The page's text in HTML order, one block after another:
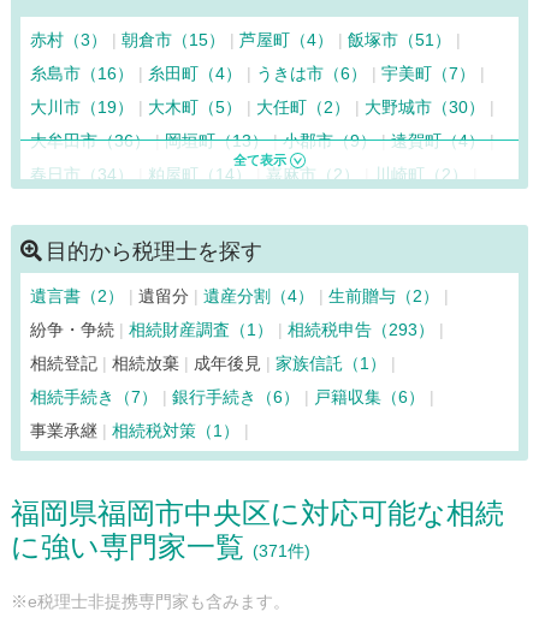
赤村（3） 朝倉市（15） 芦屋町（4）
飯塚市（51）
糸島市（16）
糸田町（4） うきは市（6）
宇美町（7）
大川市（19）
大木町（5） 大任町（2）
大野城市（30）
大牟田市（36） 岡垣町（13） 小郡市（9） 遠賀町（4）
春日市（34）
粕屋町（14） 嘉麻市（2）
川崎町（2）
北九州市小倉南区（48） 北九州市戸畑区（19）
北九州市門司区（39） 北九州市八幡西区（81）
北九州市八幡東区（59） 北九州市若松区（28）
鞍手町（4）
久留米市（159） 桂川町（2）
上毛町（5）
古賀市（11） 小竹町（4） 篠栗町（6）
志免町（12）
新宮町（15）
須惠町（7） 添田町（3） 田川市（30）
大刀洗町（3） 太宰府市（16）
那珂川市（10）
中間市（15） 直方市（17） 久山町（5）
広川町（6）
福岡市早良区（57） 福岡市城南区（27）
福岡市博多区（206） 福岡市東区（77）
目的から税理士を探す
遺言書（2） 遺留分 遺産分割（4）
生前贈与（2）
紛争・争続
相続財産調査（1）
相続税申告（293）
相続登記
相続放棄 成年後見
家族信託（1）
相続手続き（7）
銀行手続き（6）
戸籍収集（6）
事業承継
相続税対策（1）
福岡県福岡市中央区に対応可能な相続
に強い専門家一覧 (371件)
※e税理士非提携専門家も含みます。